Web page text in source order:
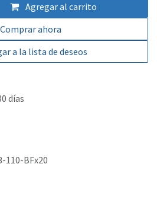
Agregar al carrito
Comprar ahora
a la lista de deseos
días
110-BFx20